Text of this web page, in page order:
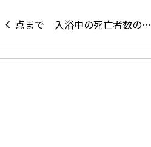
入浴中の死亡者数の…